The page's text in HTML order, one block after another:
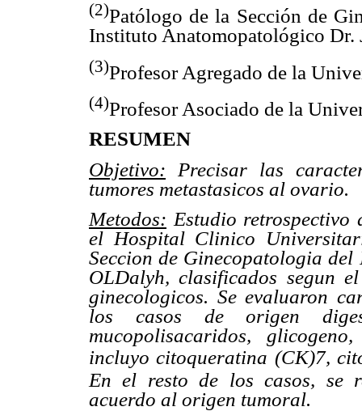
(2)Patólogo de la Sección de
Instituto Anatomopatológico Dr.
(3)Profesor Agregado de la
(4)Profesor Asociado de la
RESUMEN
Objetivo: Precisar las
tumores metastasicos al ovario.
Metodos: Estudio retrospectivo
el Hospital Clinico
Seccion de Ginecopatologia del
OLDalyh, clasificados
ginecologicos. Se evaluaron
los casos de origen
mucopolisacaridos,
incluyo citoqueratina (CK)7,
En el resto de los casos, se
acuerdo al origen tumoral.